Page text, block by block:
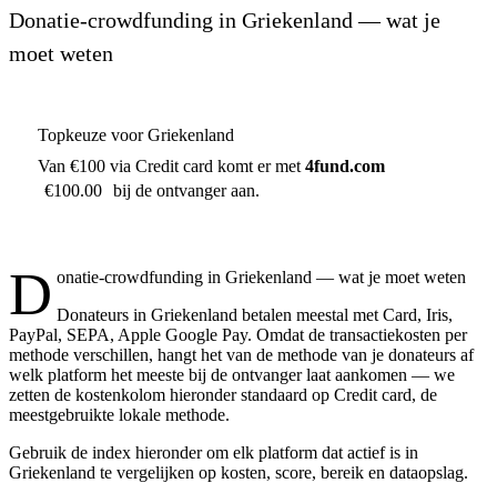
Donatie-crowdfunding in Griekenland — wat je
moet weten
Topkeuze voor Griekenland
Van €100 via Credit card komt er met 4fund.com
€100.00 bij de ontvanger aan.
D onatie-crowdfunding in Griekenland — wat je moet weten
Donateurs in Griekenland betalen meestal met Card, Iris,
PayPal, SEPA, Apple Google Pay. Omdat de transactiekosten per
methode verschillen, hangt het van de methode van je donateurs af
welk platform het meeste bij de ontvanger laat aankomen — we
zetten de kostenkolom hieronder standaard op Credit card, de
meestgebruikte lokale methode.
Gebruik de index hieronder om elk platform dat actief is in
Griekenland te vergelijken op kosten, score, bereik en dataopslag.